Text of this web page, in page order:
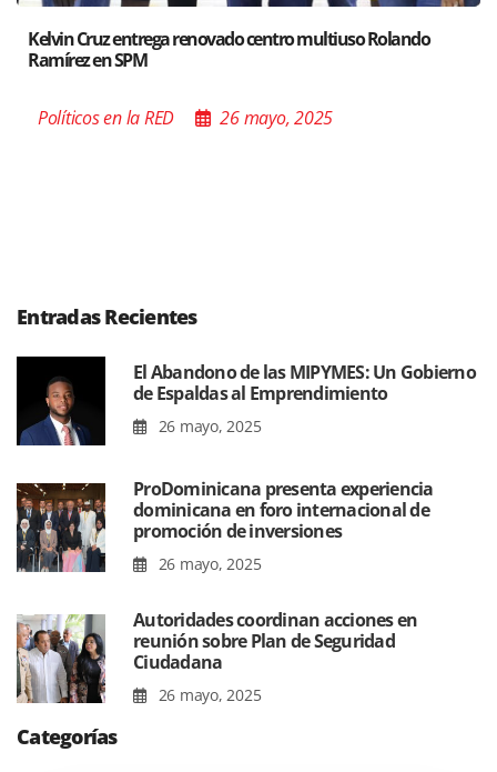
Santiago acoge exposición del Ministro de Cultura
Poder de las Buenas Palabras”
Políticos en la RED 26 mayo, 2025
Entradas Recientes
El Abandono de las MIPYMES: Un Gobierno
de Espaldas al Emprendimiento
26 mayo, 2025
ProDominicana presenta experiencia
dominicana en foro internacional de
promoción de inversiones
26 mayo, 2025
Autoridades coordinan acciones en
reunión sobre Plan de Seguridad
Ciudadana
26 mayo, 2025
Categorías